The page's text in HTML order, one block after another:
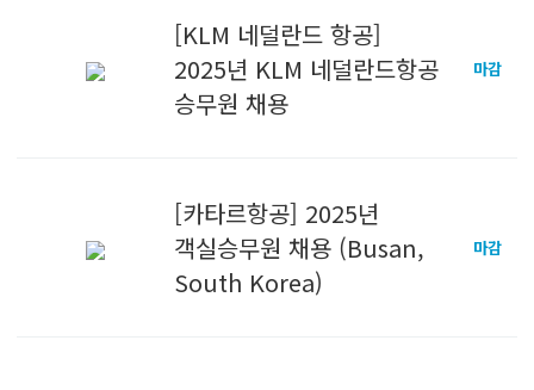
[KLM 네덜란드 항공]
2025년 KLM 네덜란드항공
승무원 채용
마감
[카타르항공] 2025년
객실승무원 채용 (Busan,
South Korea)
마감